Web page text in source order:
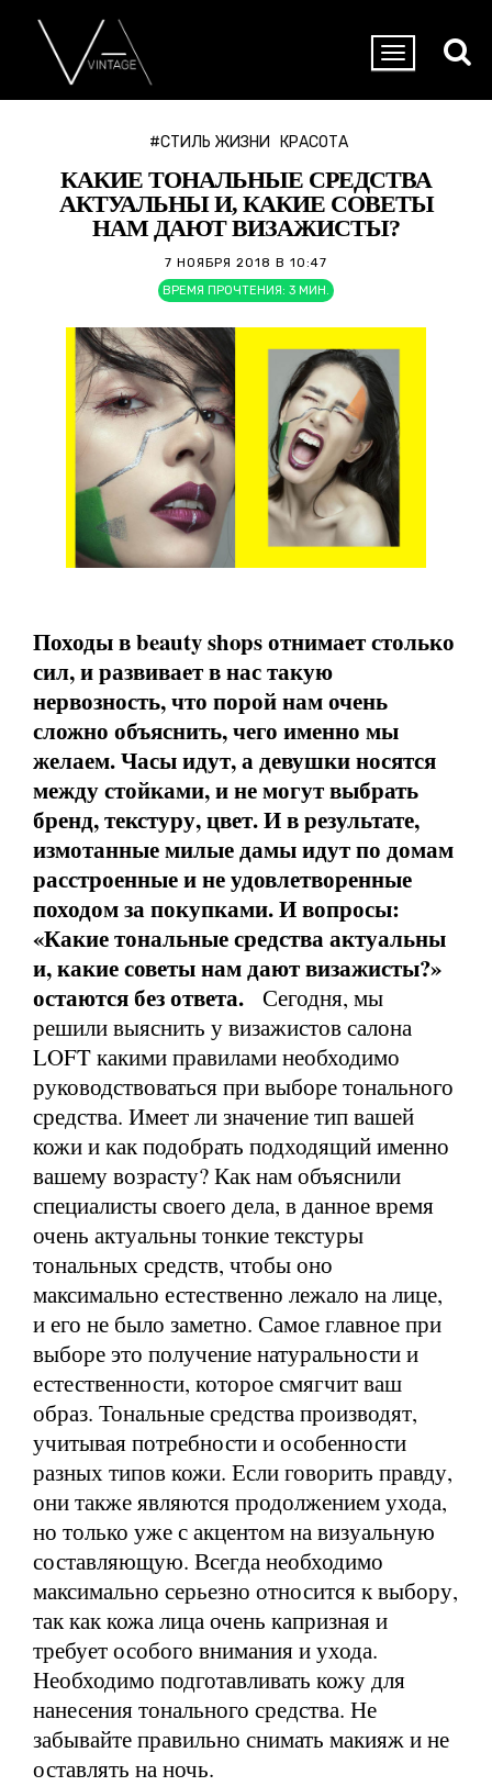
#СТИЛЬ ЖИЗНИ КРАСОТА
КАКИЕ ТОНАЛЬНЫЕ СРЕДСТВА
АКТУАЛЬНЫ И, КАКИЕ СОВЕТЫ
НАМ ДАЮТ ВИЗАЖИСТЫ?
7 НОЯБРЯ 2018 В 10:47
ВРЕМЯ ПРОЧТЕНИЯ: 3 МИН.
Походы в beauty shops отнимает столько
сил, и развивает в нас такую
нервозность, что порой нам очень
сложно объяснить, чего именно мы
желаем. Часы идут, а девушки носятся
между стойками, и не могут выбрать
бренд, текстуру, цвет. И в результате,
измотанные милые дамы идут по домам
расстроенные и не удовлетворенные
походом за покупками. И вопросы:
«Какие тональные средства актуальны
и, какие советы нам дают визажисты?»
остаются без ответа. Сегодня, мы
решили выяснить у визажистов салона
LOFT какими правилами необходимо
руководствоваться при выборе тонального
средства. Имеет ли значение тип вашей
кожи и как подобрать подходящий именно
вашему возрасту? Как нам объяснили
специалисты своего дела, в данное время
очень актуальны тонкие текстуры
тональных средств, чтобы оно
максимально естественно лежало на лице,
и его не было заметно. Самое главное при
выборе это получение натуральности и
естественности, которое смягчит ваш
образ. Тональные средства производят,
учитывая потребности и особенности
разных типов кожи. Если говорить правду,
они также являются продолжением ухода,
но только уже с акцентом на визуальную
составляющую. Всегда необходимо
максимально серьезно относится к выбору,
так как кожа лица очень капризная и
требует особого внимания и ухода.
Необходимо подготавливать кожу для
нанесения тонального средства. Не
забывайте правильно снимать макияж и не
оставлять на ночь.